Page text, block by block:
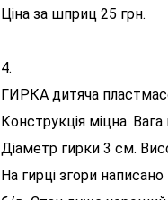
Ціна за шприц 25 грн.
4.
ГИРКА дитяча
Конструкція міцна.
Діаметр гирки 3 см.
На гирці згори